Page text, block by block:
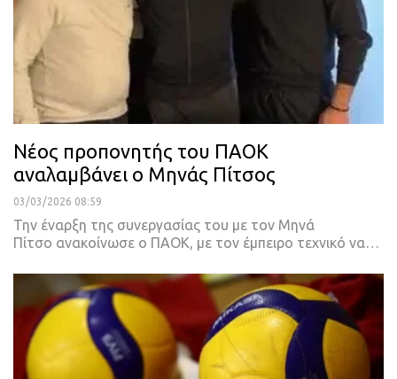
Νέος προπονητής του ΠΑΟΚ
αναλαμβάνει ο Μηνάς Πίτσος
03/03/2026 08:59
Την έναρξη της συνεργασίας του με τον Μηνά
Πίτσο ανακοίνωσε ο ΠΑΟΚ, με τον έμπειρο τεχνικό να…